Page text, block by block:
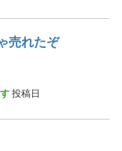
売れたぞ
投稿日